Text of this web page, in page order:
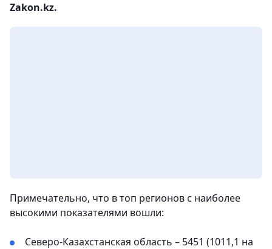
Zakon.kz.
Примечательно, что в топ регионов с наиболее
высокими показателями вошли:
Северо-Казахстанская область – 5451 (1011,1 на